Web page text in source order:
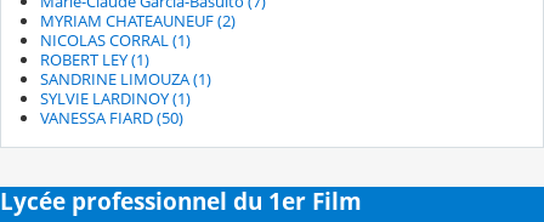
MYRIAM CHATEAUNEUF (2)
NICOLAS CORRAL (1)
ROBERT LEY (1)
SANDRINE LIMOUZA (1)
SYLVIE LARDINOY (1)
VANESSA FIARD (50)
Lycée professionnel du 1er Film